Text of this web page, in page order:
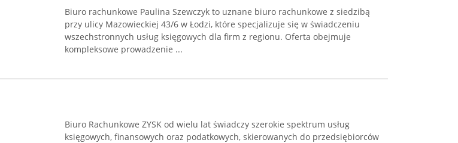
Biuro rachunkowe Paulina Szewczyk to uznane biuro rachunkowe z siedzibą
przy ulicy Mazowieckiej 43/6 w Łodzi, które specjalizuje się w świadczeniu
wszechstronnych usług księgowych dla firm z regionu. Oferta obejmuje
kompleksowe prowadzenie ...
Biuro Rachunkowe ZYSK od wielu lat świadczy szerokie spektrum usług
księgowych, finansowych oraz podatkowych, skierowanych do przedsiębiorców